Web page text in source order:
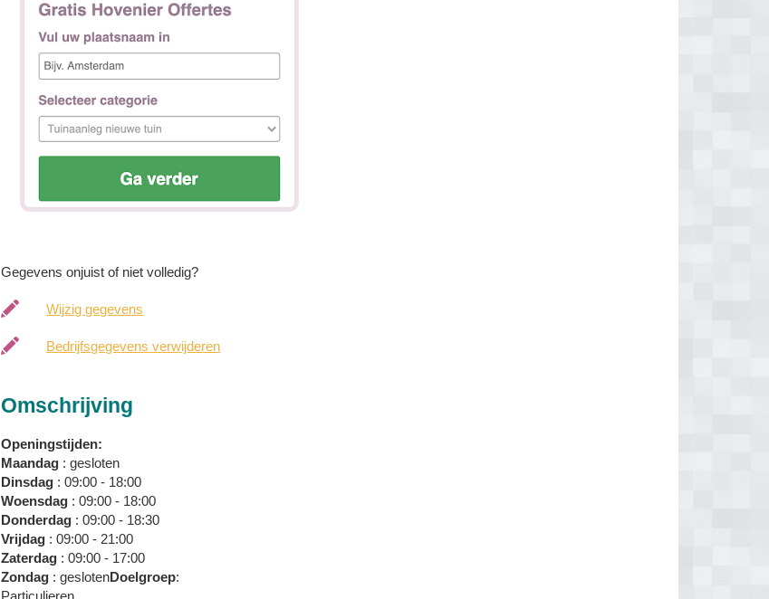
Gegevens onjuist of niet volledig?
Wijzig gegevens
Bedrijfsgegevens verwijderen
Omschrijving
Openingstijden:
Maandag : gesloten
Dinsdag : 09:00 - 18:00
Woensdag : 09:00 - 18:00
Donderdag : 09:00 - 18:30
Vrijdag : 09:00 - 21:00
Zaterdag : 09:00 - 17:00
Zondag : geslotenDoelgroep: